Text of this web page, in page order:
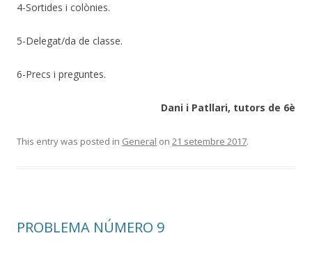
4-Sortides i colònies.
5-Delegat/da de classe.
6-Precs i preguntes.
Dani i Patllari, tutors de 6è
This entry was posted in General on 21 setembre 2017.
PROBLEMA NÚMERO 9